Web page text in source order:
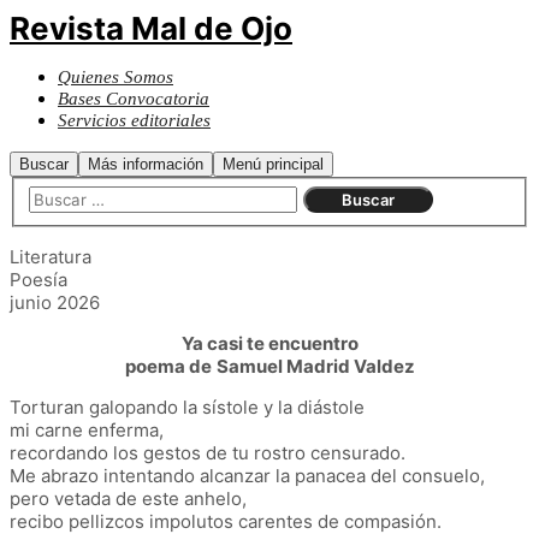
Revista Mal de Ojo
Quienes Somos
Bases Convocatoria
Servicios editoriales
Buscar Más información Menú principal
Literatura
Poesía
junio 2026
Ya casi te encuentro
poema de Samuel Madrid Valdez
Torturan galopando la sístole y la diástole
mi carne enferma,
recordando los gestos de tu rostro censurado.
Me abrazo intentando alcanzar la panacea del consuelo,
pero vetada de este anhelo,
recibo pellizcos impolutos carentes de compasión.